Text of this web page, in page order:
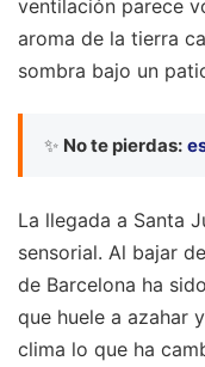
ventilación parece
aroma de la tierra
sombra bajo un
✨ No te pierdas:
La llegada a Santa
sensorial. Al bajar
de Barcelona ha
que huele a azahar
clima lo que ha